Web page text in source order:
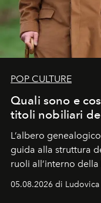
POP CULTURE
Quali sono e
titoli nobiliari
L’albero
guida alla struttura
ruoli all’interno della
05.08.2026 di Ludovica